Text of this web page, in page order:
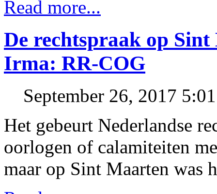
Read more...
De rechtspraak op
Irma: RR-COG
September 26, 2017
Het gebeurt Nederlandse
oorlogen of calamiteiten
maar op Sint Maarten was